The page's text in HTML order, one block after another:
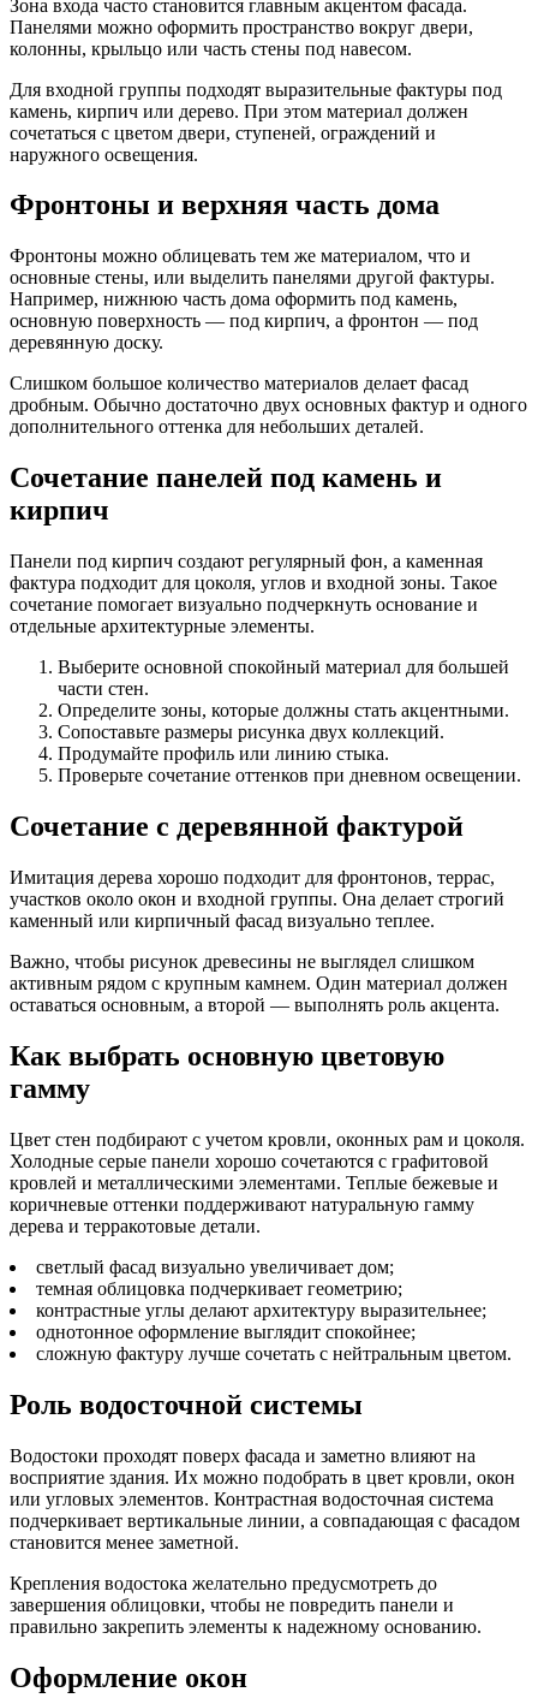
Зона входа часто становится главным акцентом фасада.
Панелями можно оформить пространство вокруг двери,
колонны, крыльцо или часть стены под навесом.
Для входной группы подходят выразительные фактуры под
камень, кирпич или дерево. При этом материал должен
сочетаться с цветом двери, ступеней, ограждений и
наружного освещения.
Фронтоны и верхняя часть дома
Фронтоны можно облицевать тем же материалом, что и
основные стены, или выделить панелями другой фактуры.
Например, нижнюю часть дома оформить под камень,
основную поверхность — под кирпич, а фронтон — под
деревянную доску.
Слишком большое количество материалов делает фасад
дробным. Обычно достаточно двух основных фактур и одного
дополнительного оттенка для небольших деталей.
Сочетание панелей под камень и
кирпич
Панели под кирпич создают регулярный фон, а каменная
фактура подходит для цоколя, углов и входной зоны. Такое
сочетание помогает визуально подчеркнуть основание и
отдельные архитектурные элементы.
Выберите основной спокойный материал для большей
части стен.
Определите зоны, которые должны стать акцентными.
Сопоставьте размеры рисунка двух коллекций.
Продумайте профиль или линию стыка.
Проверьте сочетание оттенков при дневном освещении.
Сочетание с деревянной фактурой
Имитация дерева хорошо подходит для фронтонов, террас,
участков около окон и входной группы. Она делает строгий
каменный или кирпичный фасад визуально теплее.
Важно, чтобы рисунок древесины не выглядел слишком
активным рядом с крупным камнем. Один материал должен
оставаться основным, а второй — выполнять роль акцента.
Как выбрать основную цветовую
гамму
Цвет стен подбирают с учетом кровли, оконных рам и цоколя.
Холодные серые панели хорошо сочетаются с графитовой
кровлей и металлическими элементами. Теплые бежевые и
коричневые оттенки поддерживают натуральную гамму
дерева и терракотовые детали.
светлый фасад визуально увеличивает дом;
темная облицовка подчеркивает геометрию;
контрастные углы делают архитектуру выразительнее;
однотонное оформление выглядит спокойнее;
сложную фактуру лучше сочетать с нейтральным цветом.
Роль водосточной системы
Водостоки проходят поверх фасада и заметно влияют на
восприятие здания. Их можно подобрать в цвет кровли, окон
или угловых элементов. Контрастная водосточная система
подчеркивает вертикальные линии, а совпадающая с фасадом
становится менее заметной.
Крепления водостока желательно предусмотреть до
завершения облицовки, чтобы не повредить панели и
правильно закрепить элементы к надежному основанию.
Оформление окон